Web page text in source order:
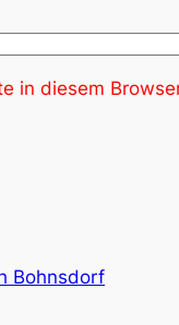
in diesem
Bohnsdorf